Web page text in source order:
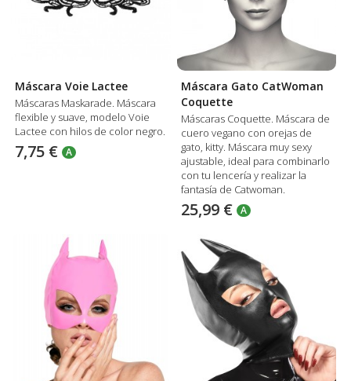
Máscara Voie Lactee
Máscaras Maskarade. Máscara
flexible y suave, modelo Voie
Lactee con hilos de color negro.
7,75 € A
Máscara Gato CatWoman
Coquette
Máscaras Coquette. Máscara de
cuero vegano con orejas de
gato, kitty. Máscara muy sexy
ajustable, ideal para combinarlo
con tu lencería y realizar la
fantasía de Catwoman.
25,99 € A